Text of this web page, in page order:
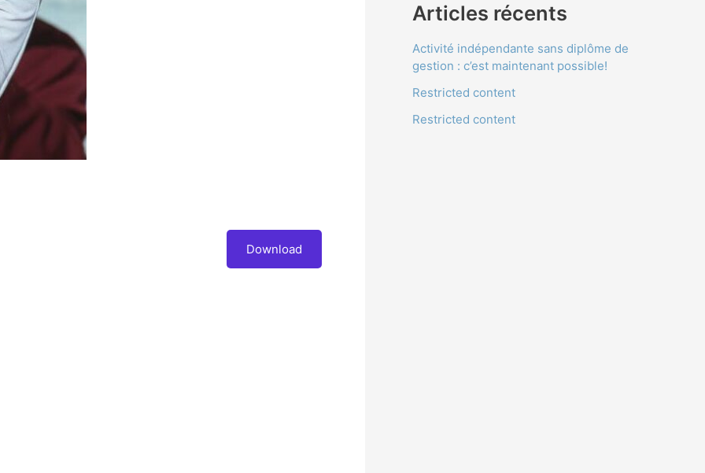
Download
Articles récents
Activité indépendante sans diplôme de
gestion : c’est maintenant possible!
Restricted content
Restricted content